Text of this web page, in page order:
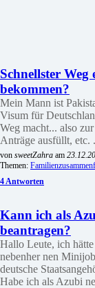
Schnellster
bekommen?
Mein Mann ist
Visum für
Weg macht... also
Anträge ausfüllt, etc.
von sweetZahra am
Themen:
4 Antworten
Kann ich als
beantragen?
Hallo Leute, ich
nebenher nen
deutsche
Habe ich als Azubi